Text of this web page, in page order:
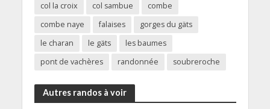
col la croix
col sambue
combe
combe naye
falaises
gorges du gäts
le charan
le gäts
les baumes
pont de vachères
randonnée soubreroche
Autres randos à voir